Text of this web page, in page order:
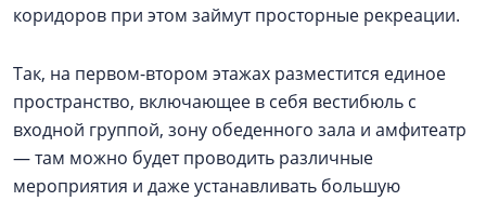
коридоров при этом займут просторные рекреации.
Так, на первом-втором этажах разместится единое
пространство, включающее в себя вестибюль с
входной группой, зону обеденного зала и амфитеатр
— там можно будет проводить различные
мероприятия и даже устанавливать большую